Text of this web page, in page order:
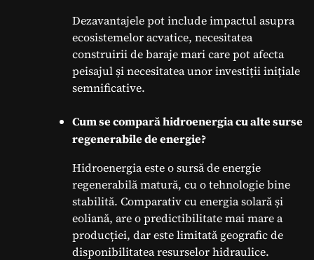
Dezavantajele pot include impactul asupra
ecosistemelor acvatice, necesitatea
construirii de baraje mari care pot afecta
peisajul și necesitatea unor investiții inițiale
semnificative.
Cum se compară hidroenergia cu alte surse
regenerabile de energie?
Hidroenergia este o sursă de energie
regenerabilă matură, cu o tehnologie bine
stabilită. Comparativ cu energia solară și
eoliană, are o predictibilitate mai mare a
producției, dar este limitată geografic de
disponibilitatea resurselor hidraulice.